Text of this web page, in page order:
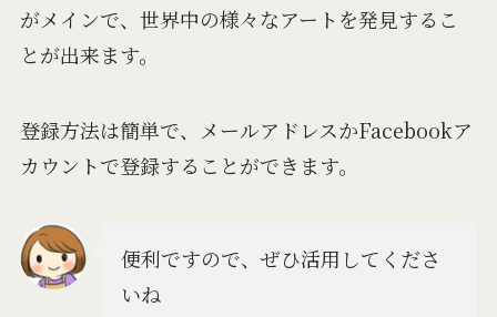
がメインで、世界中の様々なアートを発見するこ
とが出来ます。
登録方法は簡単で、メールアドレスかFacebookア
カウントで登録することができます。
便利ですので、ぜひ活用してくださ
いね